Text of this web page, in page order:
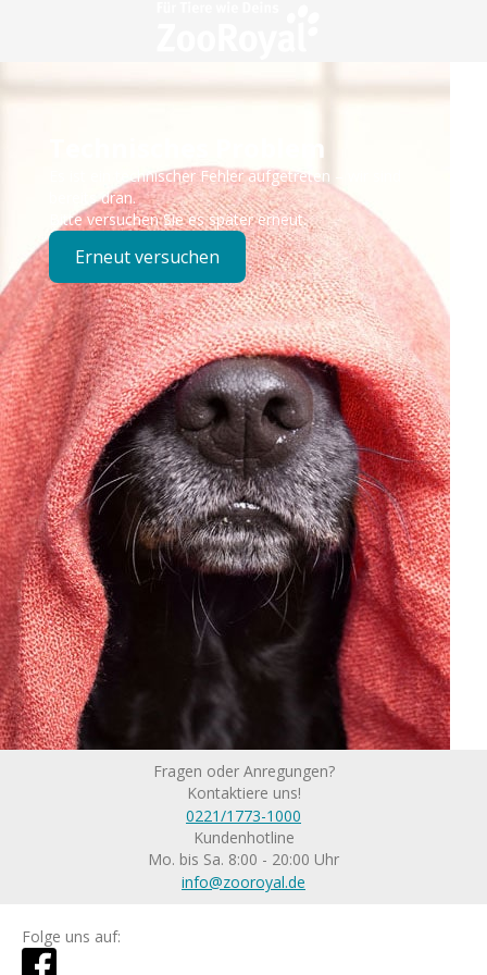
Technisches Problem
Es ist ein technischer Fehler aufgetreten – wir sind
bereits dran.
Bitte versuchen Sie es später erneut.
Erneut versuchen
Fragen oder Anregungen?
Kontaktiere uns!
0221/1773-1000
Kundenhotline
Mo. bis Sa. 8:00 - 20:00 Uhr
info@zooroyal.de
Folge uns auf: